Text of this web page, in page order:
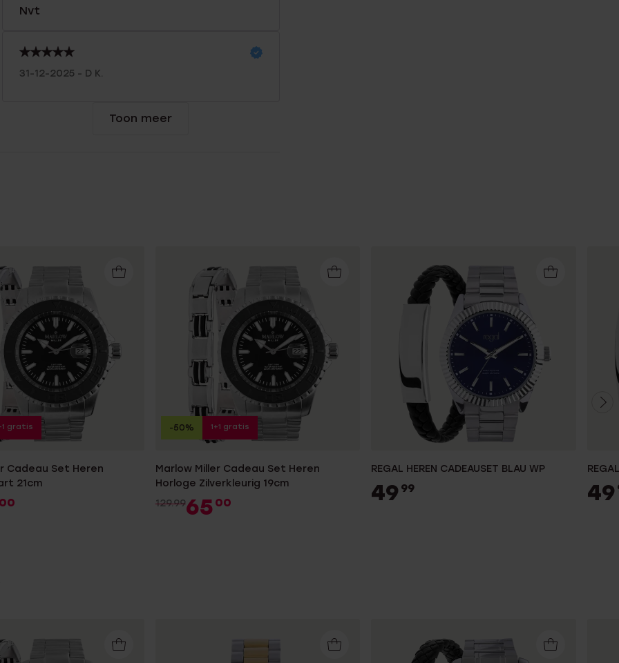
Nvt
31-12-2025 - D K.
Toon meer
Cadeau Set Heren
21cm
00
gratis
Marlow Miller Cadeau Set Heren
Horloge Zilverkleurig 19cm
129.9965 00
-50% 1+1 gratis
REGAL HEREN CADEAUSET BLAU WP
49 99 49